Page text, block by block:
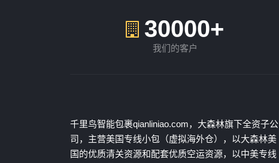
30000+
我们的客户
千里鸟智能包裹qianliniao.com，大森林旗下全资子公
司，主营美国专线小包（虚拟海外仓），以大森林美
国的优质清关资源和配套优质空运资源，以中美专线